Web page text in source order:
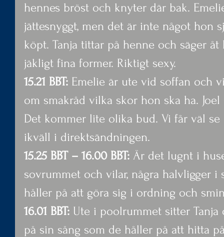
hennes bröst och knyter där bak.
jättesnyggt, men det är inte något hon
köpt. Tanja tittar på henne och säger
jäkligt fina former. Riktigt sexy.
15.21 BBT: Emelie är ute vid soffan och
om smakråd vilka skor hon ska ha.
Det kommer lite olika bud. Vi får väl
ikväll i direktsändningen.
15.25 BBT – 16.00 BBT: Är det lugnt i
sovrummet och vilar, några halvligger
håller på att göra sig i ordning och
16.01 BBT: Ute i poolrummet sitter
på sin sång som de håller på att hitta